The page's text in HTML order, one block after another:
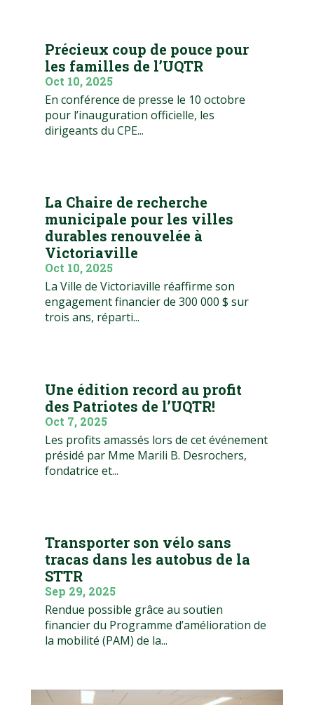
Précieux coup de pouce pour
les familles de l’UQTR
Oct 10, 2025
En conférence de presse le 10 octobre
pour l’inauguration officielle, les
dirigeants du CPE...
La Chaire de recherche
municipale pour les villes
durables renouvelée à
Victoriaville
Oct 10, 2025
La Ville de Victoriaville réaffirme son
engagement financier de 300 000 $ sur
trois ans, réparti...
Une édition record au profit
des Patriotes de l’UQTR!
Oct 7, 2025
Les profits amassés lors de cet événement
présidé par Mme Marili B. Desrochers,
fondatrice et...
Transporter son vélo sans
tracas dans les autobus de la
STTR
Sep 29, 2025
Rendue possible grâce au soutien
financier du Programme d’amélioration de
la mobilité (PAM) de la...